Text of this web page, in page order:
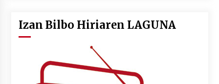
Izan Bilbo Hiriaren LAGUNA